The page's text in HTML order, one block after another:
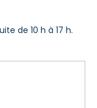
de 10 h à 17 h.